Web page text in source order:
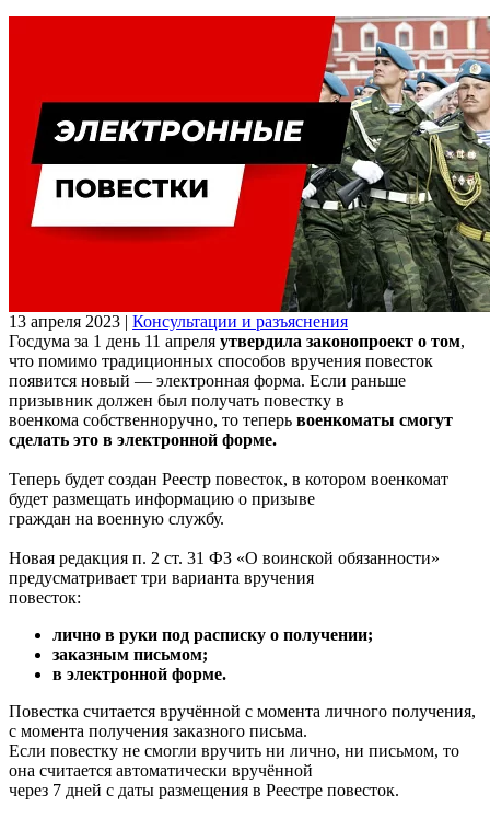
13 апреля 2023 | Консультации и разъяснения
Госдума за 1 день 11 апреля утвердила законопроект о том,
что помимо традиционных способов вручения повесток
появится новый — электронная форма. Если раньше
призывник должен был получать повестку в
военкома собственноручно, то теперь военкоматы смогут
сделать это в электронной форме.
Теперь будет создан Реестр повесток, в котором военкомат
будет размещать информацию о призыве
граждан на военную службу.
Новая редакция п. 2 ст. 31 ФЗ «О воинской обязанности»
предусматривает три варианта вручения
повесток:
лично в руки под расписку о получении;
заказным письмом;
в электронной форме.
Повестка считается вручённой с момента личного получения,
с момента получения заказного письма.
Если повестку не смогли вручить ни лично, ни письмом, то
она считается автоматически вручённой
через 7 дней с даты размещения в Реестре повесток.